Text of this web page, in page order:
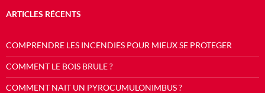
ARTICLES RÉCENTS
COMPRENDRE LES INCENDIES POUR MIEUX SE PROTEGER
COMMENT LE BOIS BRULE ?
COMMENT NAIT UN PYROCUMULONIMBUS ?